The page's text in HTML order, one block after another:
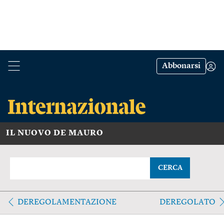
Abbonarsi
IL NUOVO DE MAURO
CERCA
DEREGOLAMENTAZIONE DEREGOLATO